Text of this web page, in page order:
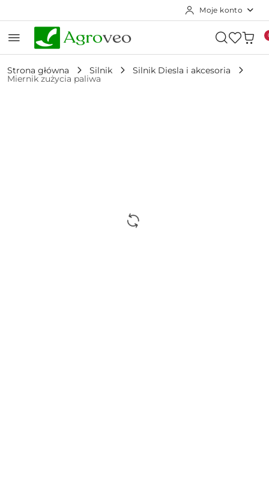
Moje konto
Strona główna Silnik Silnik Diesla i akcesoria
Miernik zużycia paliwa